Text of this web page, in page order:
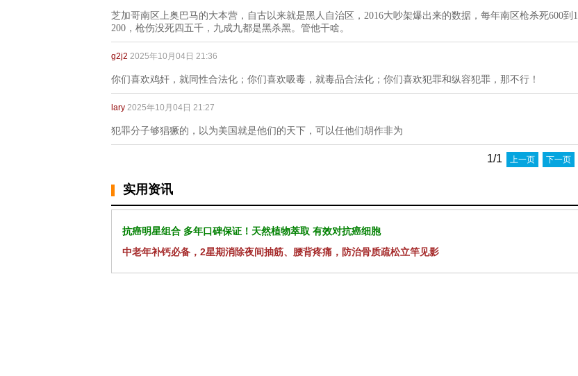
芝加哥南区上奥巴马的大本营，自古以来就是黑人自治区，2016大吵架爆出来的数据，每年南区枪杀死600到1
200，枪伤没死四五千，九成九都是黑杀黑。管他干啥。
g2j2 2025年10月04日 21:36
你们喜欢鸡奸，就同性合法化；你们喜欢吸毒，就毒品合法化；你们喜欢犯罪和纵容犯罪，那不行！
lary 2025年10月04日 21:27
犯罪分子够猖獗的，以为美国就是他们的天下，可以任他们胡作非为
1/1 上一页 下一页
实用资讯
抗癌明星组合 多年口碑保证！天然植物萃取 有效对抗癌细胞
中老年补钙必备，2星期消除夜间抽筋、腰背疼痛，防治骨质疏松立竿见影